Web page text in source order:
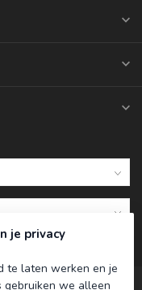
je privacy
te laten werken en je
gebruiken we alleen